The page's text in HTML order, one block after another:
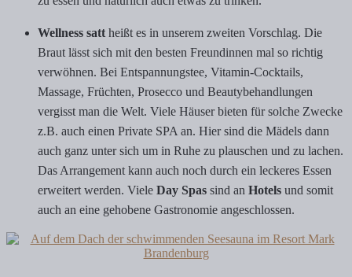
Wellness sattheißt es in unserem zweiten Vorschlag. Die
Braut lässt sich mit den besten Freundinnen mal so richtig
verwöhnen. Bei Entspannungstee, Vitamin-Cocktails,
Massage, Früchten, Prosecco und Beautybehandlungen
vergisst man die Welt. Viele Häuser bieten für solche Zwecke
z.B. auch einen Private SPA an. Hier sind die Mädels dann
auch ganz unter sich um in Ruhe zu plauschen und zu lachen.
Das Arrangement kann auch noch durch ein leckeres Essen
erweitert werden. Viele Day Spas sind an Hotels und somit
auch an eine gehobene Gastronomie angeschlossen.